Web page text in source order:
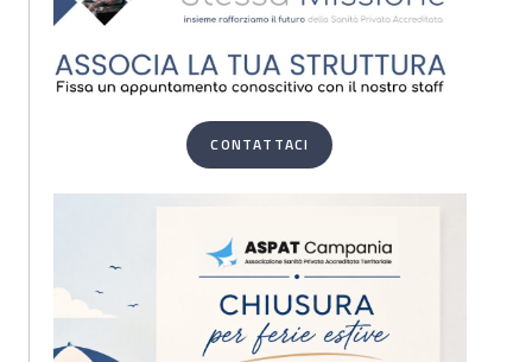
CONTATTACI